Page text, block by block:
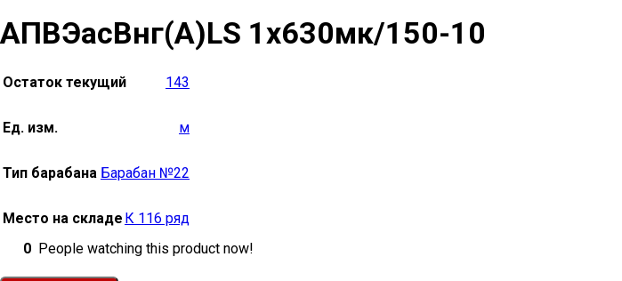
АПВЭасВнг(А)LS 1х630мк/150-10
Остаток текущий 143
Ед. изм. м
Тип барабана Барабан №22
Место на складе К 116 ряд
0 People watching this product now!